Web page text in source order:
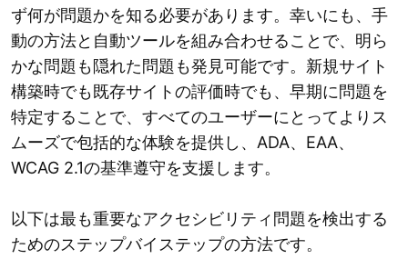
ず何が問題かを知る必要があります。幸いにも、手
動の方法と自動ツールを組み合わせることで、明ら
かな問題も隠れた問題も発見可能です。新規サイト
構築時でも既存サイトの評価時でも、早期に問題を
特定することで、すべてのユーザーにとってよりス
ムーズで包括的な体験を提供し、ADA、EAA、
WCAG 2.1の基準遵守を支援します。
以下は最も重要なアクセシビリティ問題を検出する
ためのステップバイステップの方法です。